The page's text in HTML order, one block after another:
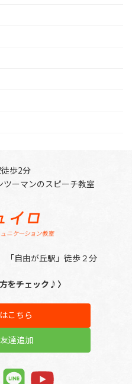
徒歩2分
ーマンのスピーチ教室
自由が丘駅」徒歩２分
をチェック♪〉
こちら
達追加
ア
イ
ア
イ